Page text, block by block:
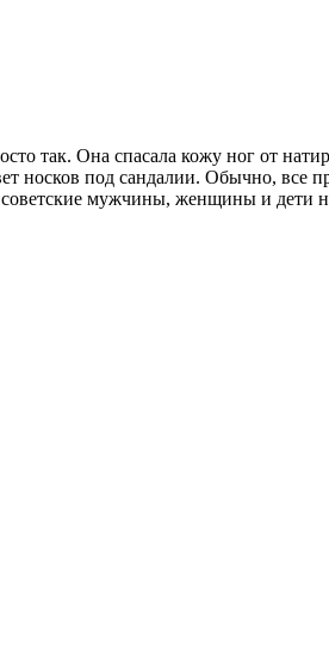
так. Она спасала кожу ног от
носков под сандалии. Обычно, все
мужчины, женщины и дети